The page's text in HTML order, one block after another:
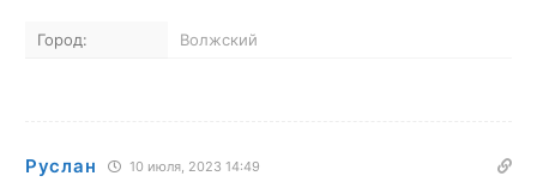
Город: Волжский
Руслан 10 июля, 2023 14:49